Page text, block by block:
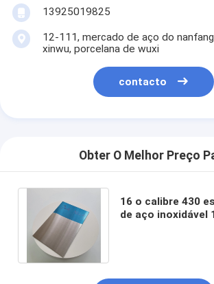
13925019825
12-111, mercado de aço do
xinwu, porcelana de wuxi
contacto
Obter O Melhor Preço
16 o calibre 430
de aço inoxidável